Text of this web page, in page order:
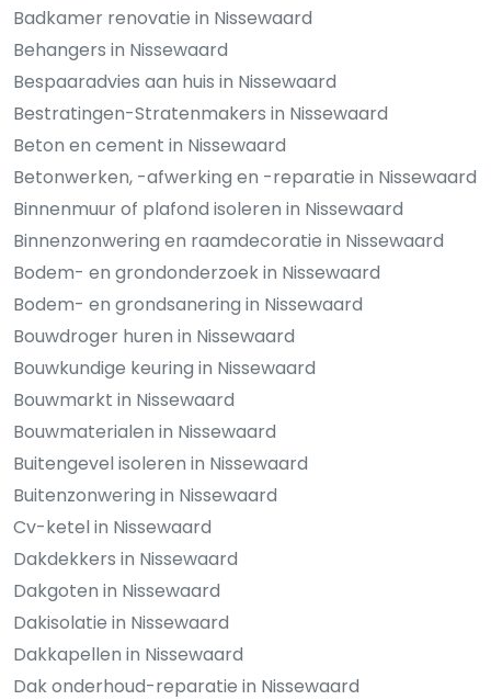
Badkamer renovatie in Nissewaard
Behangers in Nissewaard
Bespaaradvies aan huis in Nissewaard
Bestratingen-Stratenmakers in Nissewaard
Beton en cement in Nissewaard
Betonwerken, -afwerking en -reparatie in Nissewaard
Binnenmuur of plafond isoleren in Nissewaard
Binnenzonwering en raamdecoratie in Nissewaard
Bodem- en grondonderzoek in Nissewaard
Bodem- en grondsanering in Nissewaard
Bouwdroger huren in Nissewaard
Bouwkundige keuring in Nissewaard
Bouwmarkt in Nissewaard
Bouwmaterialen in Nissewaard
Buitengevel isoleren in Nissewaard
Buitenzonwering in Nissewaard
Cv-ketel in Nissewaard
Dakdekkers in Nissewaard
Dakgoten in Nissewaard
Dakisolatie in Nissewaard
Dakkapellen in Nissewaard
Dak onderhoud-reparatie in Nissewaard